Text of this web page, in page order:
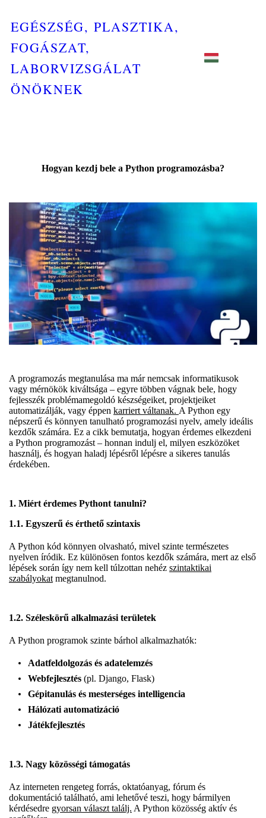
EGÉSZSÉG, PLASZTIKA,
FOGÁSZAT,
LABORVIZSGÁLAT
ÖNÖKNEK
Hogyan kezdj bele a Python programozásba?
A programozás megtanulása ma már nemcsak informatikusok
vagy mérnökök kiváltsága – egyre többen vágnak bele, hogy
fejlesszék problémamegoldó készségeiket, projektjeiket
automatizálják, vagy éppen karriert váltanak. A Python egy
népszerű és könnyen tanulható programozási nyelv, amely ideális
kezdők számára. Ez a cikk bemutatja, hogyan érdemes elkezdeni
a Python programozást – honnan indulj el, milyen eszközöket
használj, és hogyan haladj lépésről lépésre a sikeres tanulás
érdekében.
1. Miért érdemes Pythont tanulni?
1.1. Egyszerű és érthető szintaxis
A Python kód könnyen olvasható, mivel szinte természetes
nyelven íródik. Ez különösen fontos kezdők számára, mert az első
lépések során így nem kell túlzottan nehéz szintaktikai
szabályokat megtanulnod.
1.2. Széleskörű alkalmazási területek
A Python programok szinte bárhol alkalmazhatók:
Adatfeldolgozás és adatelemzés
Webfejlesztés (pl. Django, Flask)
Gépitanulás és mesterséges intelligencia
Hálózati automatizáció
Játékfejlesztés
1.3. Nagy közösségi támogatás
Az interneten rengeteg forrás, oktatóanyag, fórum és
dokumentáció található, ami lehetővé teszi, hogy bármilyen
kérdésedre gyorsan választ találj. A Python közösség aktív és